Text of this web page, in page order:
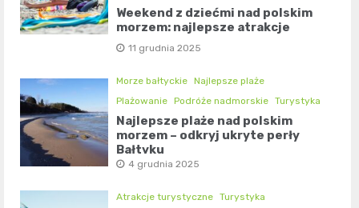
Weekend z dziećmi nad polskim
morzem: najlepsze atrakcje
11 grudnia 2025
Morze bałtyckie Najlepsze plaże
Plażowanie Podróże nadmorskie Turystyka
Najlepsze plaże nad polskim
morzem – odkryj ukryte perły
Bałtyku
4 grudnia 2025
Atrakcje turystyczne Turystyka